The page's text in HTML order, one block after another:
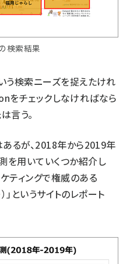
検索結果
う検索ニーズを捉えたけれ
をチェックしなければなら
言う。
るが、2018年から2019年
を用いていくつか紹介し
ティングで権威のある
」というサイトのレポート